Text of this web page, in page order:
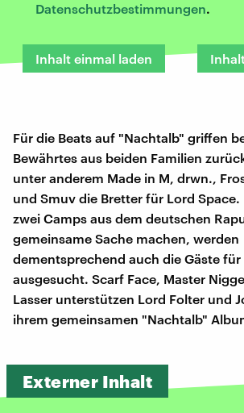
Datenschutzbestimmungen.
Inhalt einmal laden
Für die Beats auf "Nachtalb" griffen
Bewährtes aus beiden Familien
unter anderem Made in M, drwn.,
und Smuv die Bretter für Lord
zwei Camps aus dem deutschen
gemeinsame Sache machen, werden
dementsprechend auch die Gäste für
ausgesucht. Scarf Face, Master
Lasser unterstützen Lord Folter und
ihrem gemeinsamen "Nachtalb"
Externer Inhalt